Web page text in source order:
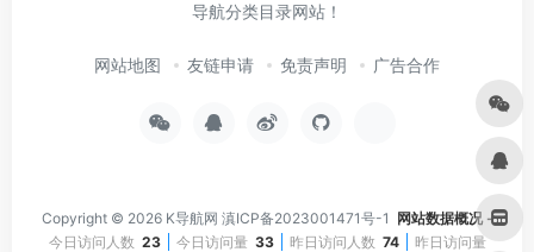
导航分类目录网站！
网站地图 友链申请 免责声明 广告合作
Copyright © 2026 K导航网 滇ICP备2023001471号-1 网站数据概况 -
今日访问人数 23 今日访问量 33 昨日访问人数 74 昨日访问量